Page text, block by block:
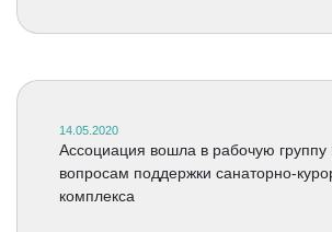
14.05.2020
Аccоциация вошла в рабочую
вопросам поддержки санаторно-
комплекса